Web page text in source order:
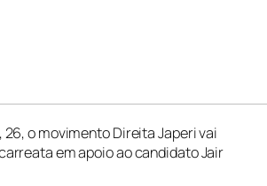
26, o movimento Direita Japeri vai
em apoio ao candidato Jair